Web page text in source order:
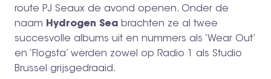
route PJ Seaux de avond openen. Onder de
naam Hydrogen Sea brachten ze al twee
succesvolle albums uit en nummers als ‘Wear Out’
en ‘Flogsta’ werden zowel op Radio 1 als Studio
Brussel grijsgedraaid.